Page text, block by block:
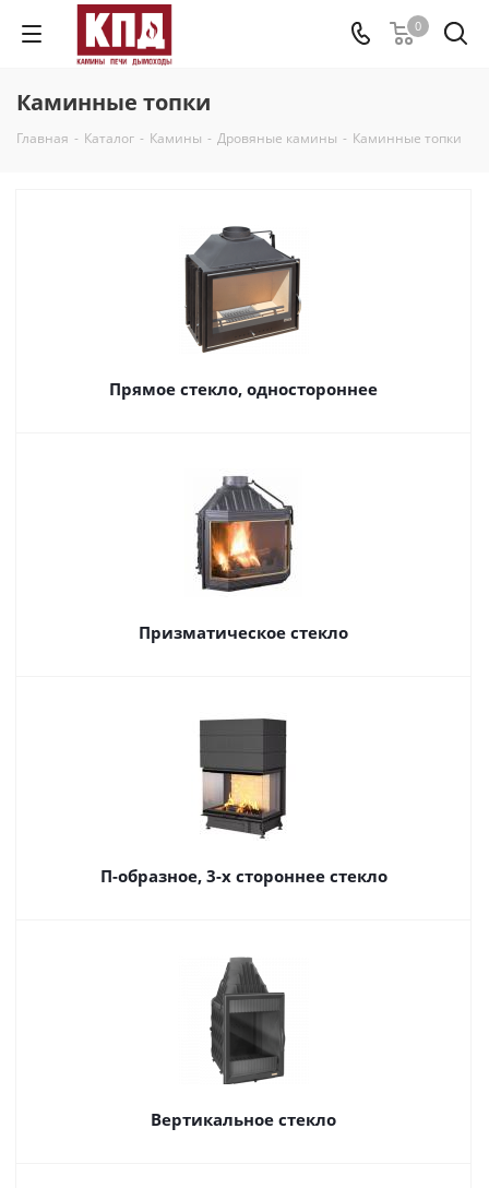
0
Каминные топки
Главная - Каталог - Камины - Дровяные камины - Каминные топки
Прямое стекло, одностороннее
Призматическое стекло
П-образное, 3-х стороннее стекло
Вертикальное стекло